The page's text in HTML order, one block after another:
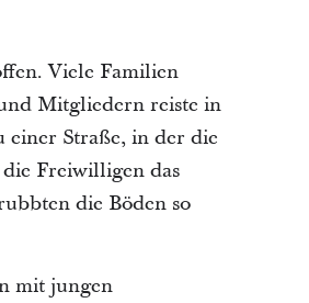
Viele Familien
Mitgliedern reiste in
Straße, in der die
Freiwilligen das
die Böden so
mit jungen